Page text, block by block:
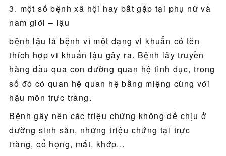
3. một số bệnh xã hội hay bắt gặp tại phụ nữ và
nam giới – lậu
bệnh lậu là bệnh vì một dạng vi khuẩn có tên
thích hợp vi khuẩn lậu gây ra. Bệnh lây truyền
hàng đầu qua con đường quan hệ tình dục, trong
số đó có quan hệ quan hệ bằng miệng cùng với
hậu môn trực tràng.
Bệnh gây nên các triệu chứng không dễ chịu ở
đường sinh sản, những triệu chứng tại trực
tràng, cổ họng, mắt, khớp...